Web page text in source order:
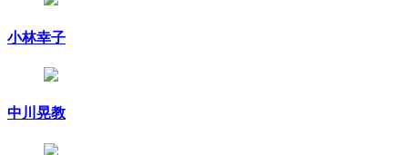
小林幸子
中川晃教